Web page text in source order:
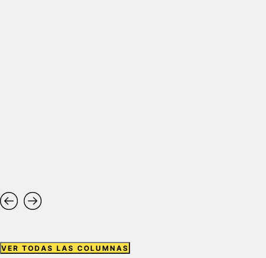
VER TODAS LAS COLUMNAS